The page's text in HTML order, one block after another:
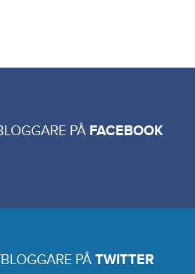
PÅ FACEBOOK
PÅ TWITTER